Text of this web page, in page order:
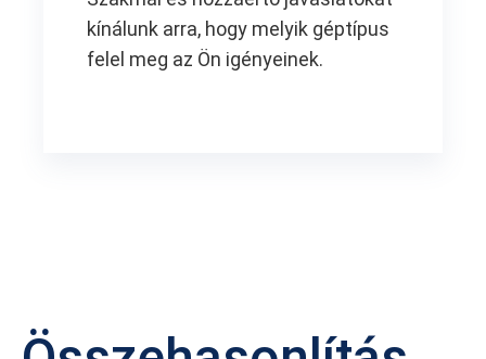
kínálunk arra, hogy melyik géptípus
felel meg az Ön igényeinek.